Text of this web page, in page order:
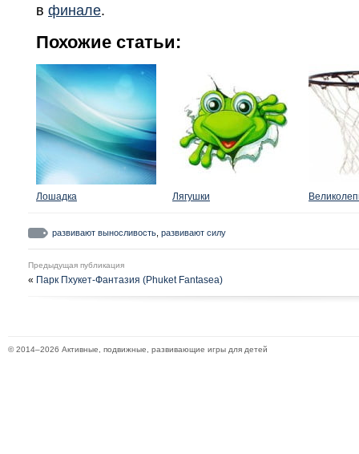
в финале.
Похожие статьи:
Лошадка Лягушки
развивают выносливость развивают силу
Предыдущая публикация
« Парк Пхукет-Фантазия (Phuket Fantasea)
© 2014–2026 Активные, подвижные, развивающие игры для детей